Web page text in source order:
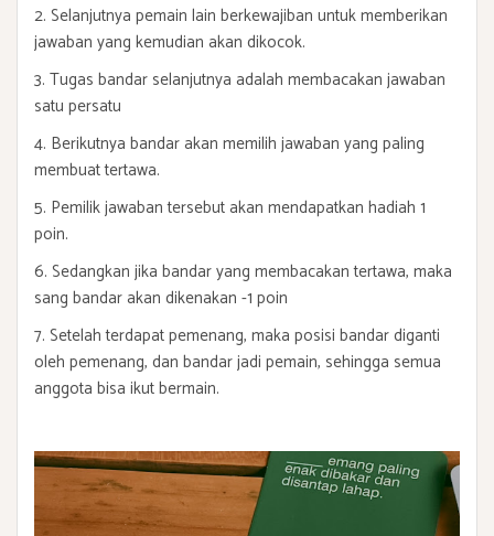
2. Selanjutnya pemain lain berkewajiban untuk memberikan
jawaban yang kemudian akan dikocok.
3. Tugas bandar selanjutnya adalah membacakan jawaban
satu persatu
4. Berikutnya bandar akan memilih jawaban yang paling
membuat tertawa.
5. Pemilik jawaban tersebut akan mendapatkan hadiah 1
poin.
6. Sedangkan jika bandar yang membacakan tertawa, maka
sang bandar akan dikenakan -1 poin
7. Setelah terdapat pemenang, maka posisi bandar diganti
oleh pemenang, dan bandar jadi pemain, sehingga semua
anggota bisa ikut bermain.